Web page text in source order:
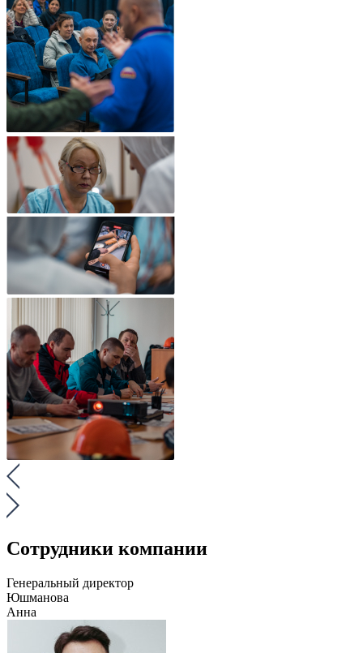
Сотрудники компании
Генеральный директор
Юшманова
Анна